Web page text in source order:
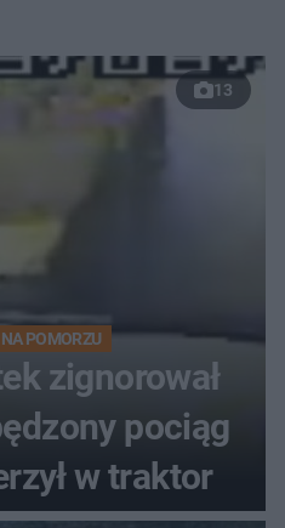
13
POMORZU
zignorował
pociąg
w traktor